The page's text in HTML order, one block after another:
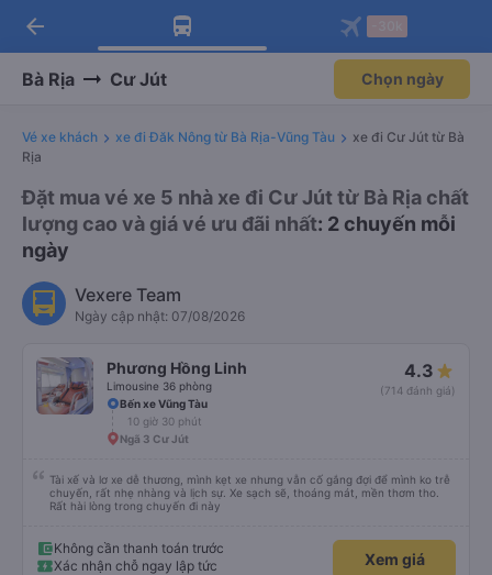
Tải app Vexere ngay!
Nhận ưu đãi thành viên độc
Mở app
Tải app Vexere
-30k/ghế khi đặt vé máy bay qua
Mở app
arrow_back
Bà Rịa Cư Jút Chọn ngày
Vé xe khách xe đi Đăk Nông từ Bà Rịa-Vũng Tàu
xe đi Cư Jút từ Bà
Rịa
Đặt mua vé xe 5 nhà xe đi Cư Jút từ Bà Rịa chất
lượng cao và giá vé ưu đãi nhất: 2 chuyến mỗi
ngày
Vexere Team
Ngày cập nhật: 07/08/2026
Phương Hồng Linh
Limousine 36 phòng
4.3
(714 đánh giá)
Bến xe Vũng Tàu
10 giờ 30 phút
Ngã 3 Cư Jút
Tài xế và lơ xe dễ thương, mình kẹt xe nhưng vẫn cố gắng đợi để mình ko trễ
chuyến, rất nhẹ nhàng và lịch sự. Xe sạch sẽ, thoáng mát, mền thơm tho.
Rất hài lòng trong chuyến đi này
Không cần thanh toán trước
Xác nhận chỗ ngay lập tức
Xem giá